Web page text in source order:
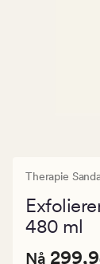
Therapie
480 ml
Nåværende
Nå